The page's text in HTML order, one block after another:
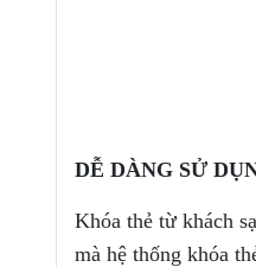
DỄ DÀNG SỬ
Khóa thẻ từ khách
mà hệ thống khóa